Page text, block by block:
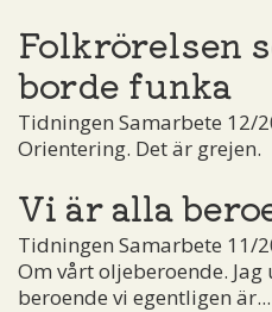
Folkrörelsen
borde funka
Tidningen Samarbete 12/
Orientering. Det är grejen.
Vi är alla
Tidningen Samarbete 11/
Om vårt oljeberoende.
beroende vi egentligen är...